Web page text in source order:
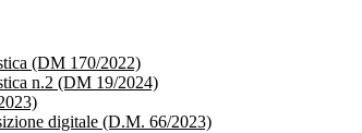
(DM 170/2022)
n.2 (DM 19/2024)
digitale (D.M. 66/2023)